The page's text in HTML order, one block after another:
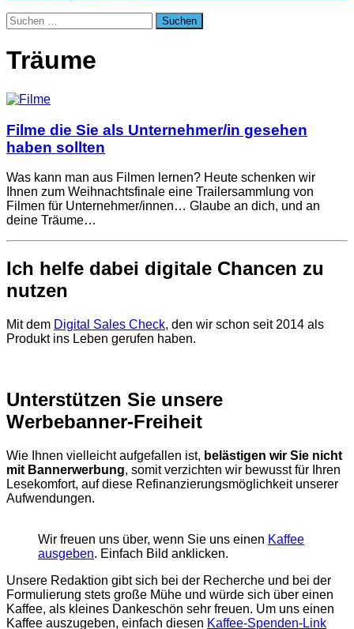
Suchen
nach:
Träume
Filme die Sie als Unternehmer/in gesehen
haben sollten
Was kann man aus Filmen lernen? Heute schenken wir
Ihnen zum Weihnachtsfinale eine Trailersammlung von
Filmen für Unternehmer/innen… Glaube an dich, und an
deine Träume…
Ich helfe dabei digitale Chancen zu
nutzen
Mit dem Digital Sales Check, den wir schon seit 2014 als
Produkt ins Leben gerufen haben.
Unterstützen Sie unsere
Werbebanner-Freiheit
Wie Ihnen vielleicht aufgefallen ist, belästigen wir Sie nicht
mit Bannerwerbung, somit verzichten wir bewusst für Ihren
Lesekomfort, auf diese Refinanzierungsmöglichkeit unserer
Aufwendungen.
Wir freuen uns über, wenn Sie uns einen Kaffee
ausgeben. Einfach Bild anklicken.
Unsere Redaktion gibt sich bei der Recherche und bei der
Formulierung stets große Mühe und würde sich über einen
Kaffee, als kleines Dankeschön sehr freuen. Um uns einen
Kaffee auszugeben, einfach diesen Kaffee-Spenden-Link